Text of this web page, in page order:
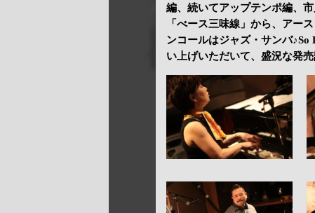
編、続いてアップテンポ編、
「べース三味線」から、アー
ンコールはジャズ・サンバ
い上げいただいて、盛況な発